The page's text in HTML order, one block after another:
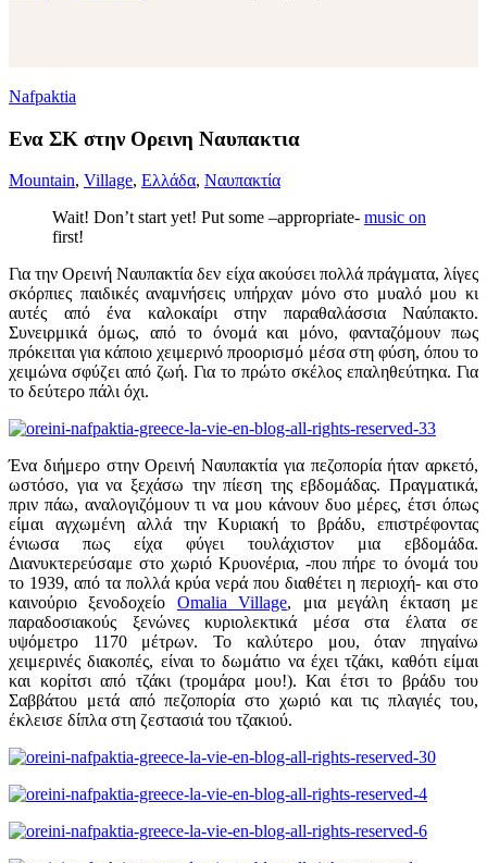
Nafpaktia
Ενα ΣΚ στην Ορεινη Ναυπακτια
Mountain, Village, Ελλάδα, Ναυπακτία
Wait! Don’t start yet! Put some –appropriate- music on
first!
Για την Ορεινή Ναυπακτία δεν είχα ακούσει πολλά πράγματα, λίγες
σκόρπιες παιδικές αναμνήσεις υπήρχαν μόνο στο μυαλό μου κι
αυτές από ένα καλοκαίρι στην παραθαλάσσια Ναύπακτο.
Συνειρμικά όμως, από το όνομά και μόνο, φανταζόμουν πως
πρόκειται για κάποιο χειμερινό προορισμό μέσα στη φύση, όπου το
χειμώνα σφύζει από ζωή. Για το πρώτο σκέλος επαληθεύτηκα. Για
το δεύτερο πάλι όχι.
Ένα διήμερο στην Ορεινή Ναυπακτία για πεζοπορία ήταν αρκετό,
ωστόσο, για να ξεχάσω την πίεση της εβδομάδας. Πραγματικά,
πριν πάω, αναλογιζόμουν τι να μου κάνουν δυο μέρες, έτσι όπως
είμαι αγχωμένη αλλά την Κυριακή το βράδυ, επιστρέφοντας
ένιωσα πως είχα φύγει τουλάχιστον μια εβδομάδα.
Διανυκτερεύσαμε στο χωριό Κρυονέρια, -που πήρε το όνομά του
το 1939, από τα πολλά κρύα νερά που διαθέτει η περιοχή- και στο
καινούριο ξενοδοχείο Omalia Village, μια μεγάλη έκταση με
παραδοσιακούς ξενώνες κυριολεκτικά μέσα στα έλατα σε
υψόμετρο 1170 μέτρων. Το καλύτερο μου, όταν πηγαίνω
χειμερινές διακοπές, είναι το δωμάτιο να έχει τζάκι, καθότι είμαι
και κορίτσι από τζάκι (τρομάρα μου!). Και έτσι το βράδυ του
Σαββάτου μετά από πεζοπορία στο χωριό και τις πλαγιές του,
έκλεισε δίπλα στη ζεστασιά του τζακιού.